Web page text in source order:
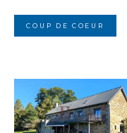
COUP DE COEUR